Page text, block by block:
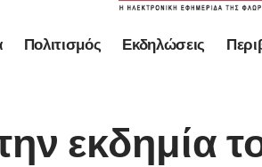
Πολιτισμός Εκδηλώσεις
εκδημία